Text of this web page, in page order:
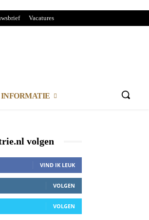
Vacatures
INFORMATIE
volgen
VIND IK LEUK
VOLGEN
VOLGEN